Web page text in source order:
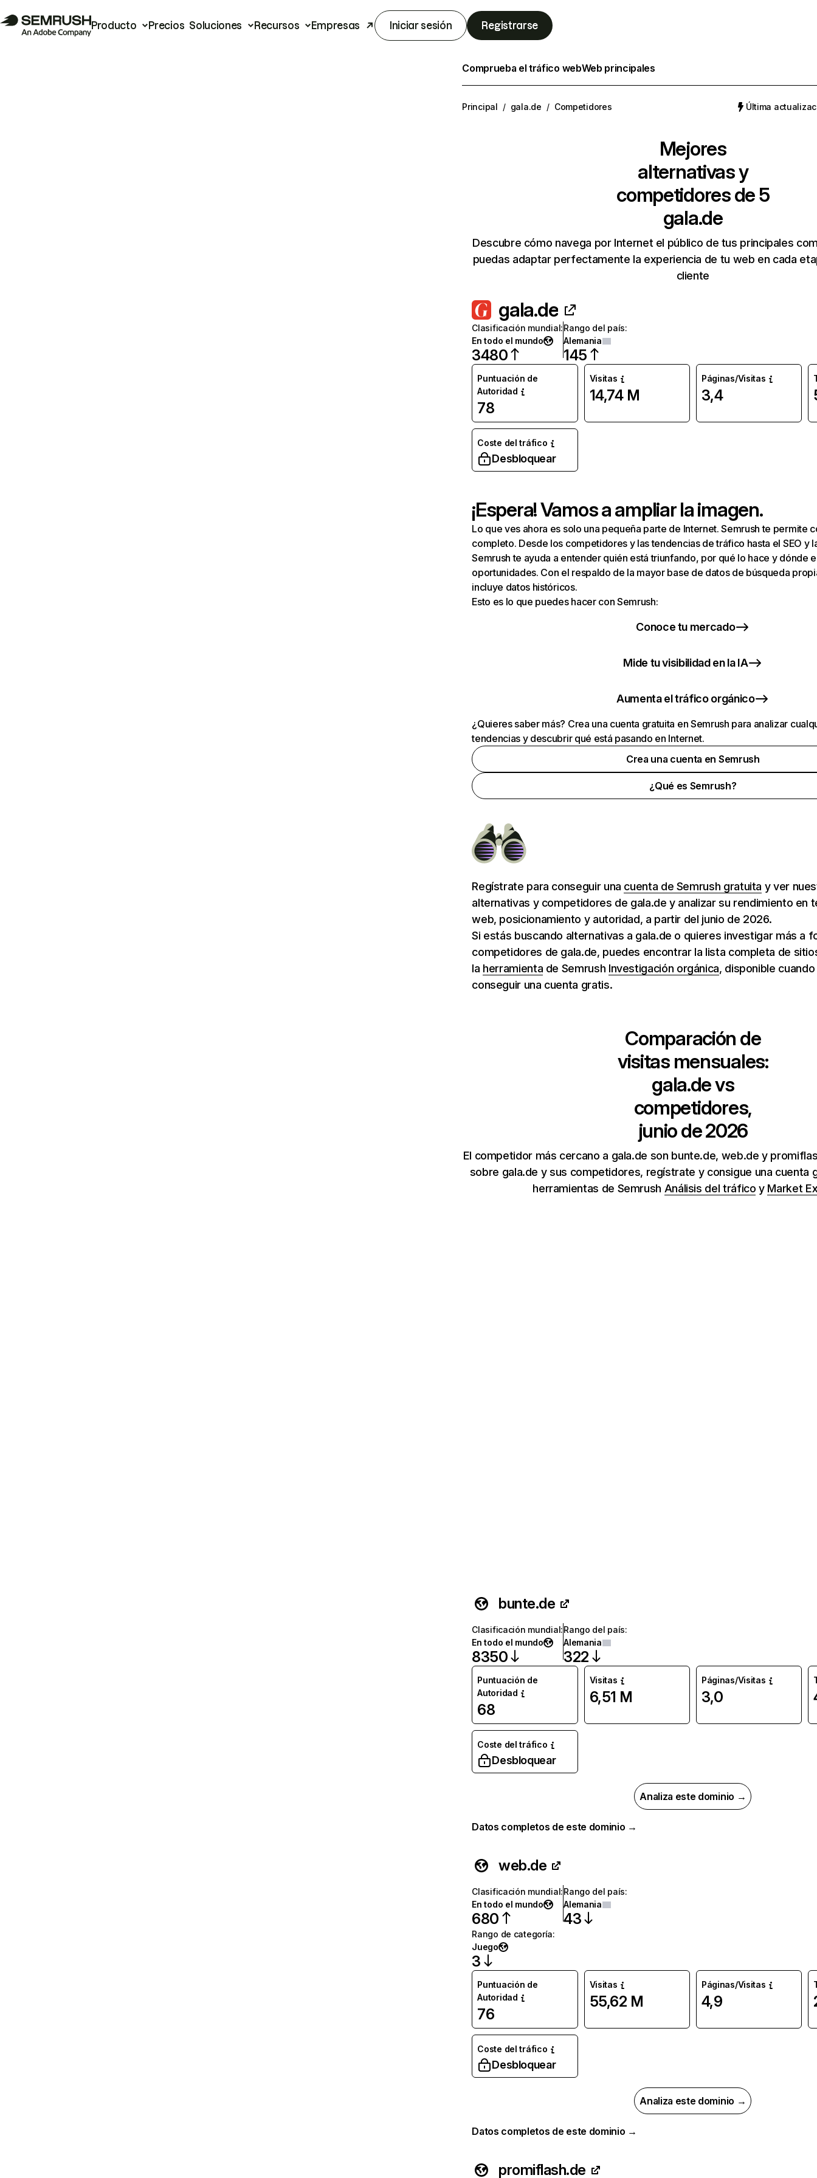
Producto Precios Soluciones Recursos Empresas Iniciar sesión Registrarse
Comprueba el tráfico webWeb principales
Principal / gala.de / Competidores Última
Mejores
alternativas y
competidores de 5
gala.de
Descubre cómo navega por Internet el público de tus principales
puedas adaptar perfectamente la experiencia de tu web en cada
cliente
gala.de
Clasificación mundial:
En todo el mundo
3480
Rango del país:
Alemania
145
Puntuación de
Autoridad
78
Visitas
14,74 M
Páginas/Visitas
3,4
Coste del tráfico
Desbloquear
¡Espera! Vamos a ampliar la imagen.
Lo que ves ahora es solo una pequeña parte de Internet. Semrush te permite
completo. Desde los competidores y las tendencias de tráfico hasta el SEO y
Semrush te ayuda a entender quién está triunfando, por qué lo hace y dónde
oportunidades. Con el respaldo de la mayor base de datos de búsqueda
incluye datos históricos.
Esto es lo que puedes hacer con Semrush:
Conoce tu mercado
Mide tu visibilidad en la IA
Aumenta el tráfico orgánico
¿Quieres saber más? Crea una cuenta gratuita en Semrush para analizar
tendencias y descubrir qué está pasando en Internet.
Crea una cuenta en Semrush
¿Qué es Semrush?
Regístrate para conseguir una cuenta de Semrush gratuita y ver
alternativas y competidores de gala.de y analizar su rendimiento en
web, posicionamiento y autoridad, a partir del junio de 2026.
Si estás buscando alternativas a gala.de o quieres investigar más a
competidores de gala.de, puedes encontrar la lista completa de
la herramienta de Semrush Investigación orgánica, disponible
conseguir una cuenta gratis.
Comparación de
visitas mensuales:
gala.devs
competidores,
junio de 2026
El competidor más cercano a gala.de son bunte.de, web.de y
sobre gala.de y sus competidores, regístrate y consigue una cuenta
herramientas de Semrush Análisis del tráfico y Market
bunte.de
Clasificación mundial:
En todo el mundo
8350
Rango del país:
Alemania
322
Puntuación de
Autoridad
68
Visitas
6,51 M
Páginas/Visitas
3,0
Coste del tráfico
Desbloquear
Analiza este dominio →
Datos completos de este dominio →
web.de
Clasificación mundial:
En todo el mundo
680
Rango del país:
Alemania
43
Rango de categoría:
Juego
3
Puntuación de
Autoridad
76
Visitas
55,62 M
Páginas/Visitas
4,9
Coste del tráfico
Desbloquear
Analiza este dominio →
Datos completos de este dominio →
promiflash.de